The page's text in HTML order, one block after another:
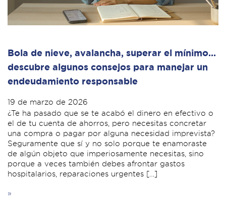
Bola de nieve, avalancha, superar el mínimo…
descubre algunos consejos para manejar un
endeudamiento responsable
19 de marzo de 2026
¿Te ha pasado que se te acabó el dinero en efectivo o
el de tu cuenta de ahorros, pero necesitas concretar
una compra o pagar por alguna necesidad imprevista?
Seguramente que sí y no solo porque te enamoraste
de algún objeto que imperiosamente necesitas, sino
porque a veces también debes afrontar gastos
hospitalarios, reparaciones urgentes […]
»